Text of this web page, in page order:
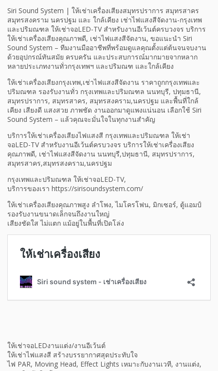
Siri Sound System | ให้เช่าเครื่องเสียงสมุทรปราการ สมุทรสาคร
สมุทรสงคราม นครปฐม และ ใกล้เคียง เช่าไฟแสงสีจัดงาน-กรุงเทพ
และปริมณฑล ให้เช่าจอLED-TV สำหรับงานอีเว้นต์ครบวงจร บริการ
ให้เช่าเครื่องเสียงคุณภาพดี, เช่าไฟแสงสีจัดงาน, ขอแนะนำ Siri
Sound System – ทีมงานมืออาชีพที่พร้อมดูแลคุณตั้งแต่ต้นจนจบงาน
ด้วยอุปกรณ์ทันสมัย ครบครัน และประสบการณ์มากมายจากหลาก
หลายประเภทงานทั่วกรุงเทพฯ และปริมณฑ และใกล้เคียง
ให้เช่าเครื่องเสียงกรุงเทพ,เช่าไฟแสงสีจัดงาน ราคาถูกกรุงเทพและ
ปริมณฑล รองรับงานทั่ว กรุงเทพและปริมณฑล นนทบุรี, ปทุมธานี,
สมุทรปราการ, สมุทรสาคร, สมุทรสงคราม,นครปฐม และพื้นที่ใกล้
เคียง เสียงดี แสงสวย ภาพชัด งานออกมาดูแพงแน่นอน เลือกใช้ Siri
Sound System – แล้วคุณจะมั่นใจในทุกงานสำคัญ
บริการให้เช่าเครื่องเสียงไฟแสงสี กรุงเทพและปริมณฑล ให้เช่า
จอLED-TV สำหรับงานอีเว้นต์ครบวงจร บริการให้เช่าเครื่องเสียง
คุณภาพดี, เช่าไฟแสงสีจัดงาน นนทบุรี,ปทุมธานี, สมุทรปราการ,
สมุทรสาคร,สมุทรสงคราม,นครปฐม
กรุงเทพและปริมณฑล ให้เช่าจอLED-TV,
บริการของเรา https://sirisoundsystem.com/
ให้เช่าเครื่องเสียงคุณภาพสูง ลำโพง, ไมโครโฟน, มิกเซอร์, ตู้แอมป์
รองรับงานขนาดเล็กจนถึงงานใหญ่
เสียงชัดใส ไม่แตก แม้อยู่ในพื้นที่เปิดโล่ง
ให้เช่าจอLEDงานแต่ง/งานอีเว้นต์
ให้เช่าไฟแสงสี สร้างบรรยากาศสุดประทับใจ
ไฟ PAR, Moving Head, Effect Lights เหมาะกับงานเวที, งานแต่ง,